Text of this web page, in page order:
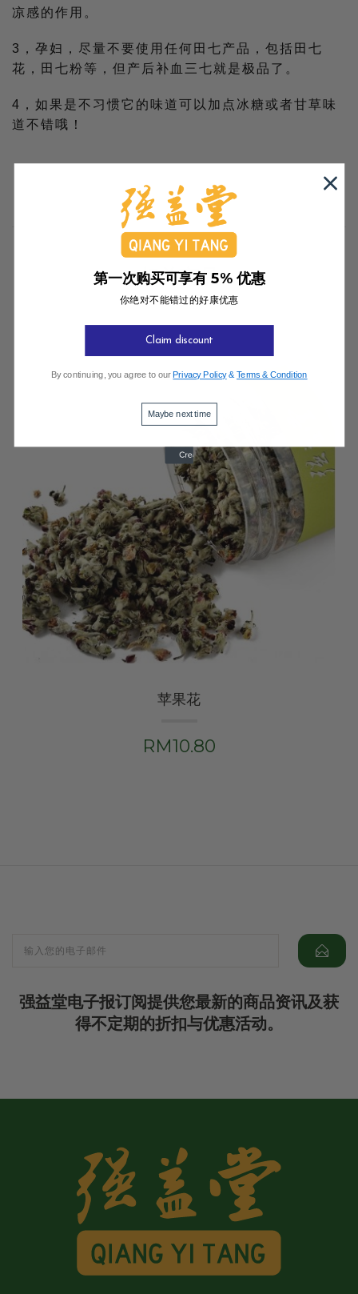
凉感的作用。
3，孕妇，尽量不要使用任何田七产品，包括田七
花，田七粉等，但产后补血三七就是极品了。
4，如果是不习惯它的味道可以加点冰糖或者甘草味
道不错哦！
相关商品
苹果花
RM10.80
强益堂电子报订阅提供您最新的商品资讯及获
得不定期的折扣与优惠活动。
第一次购买可享有 5% 优惠
你绝对不能错过的好康优惠
Claim discount
By continuing, you agree to our Privacy Policy&Terms & Condition
Maybe next time